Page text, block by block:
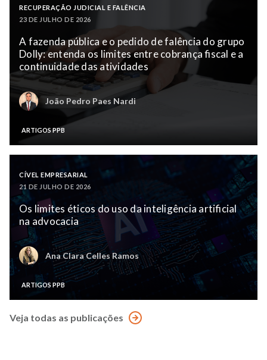
RECUPERAÇÃO JUDICIAL E FALÊNCIA
23 DE JULHO DE 2026
A fazenda pública e o pedido de falência do grupo
Dolly: entenda os limites entre cobrança fiscal e a
continuidade das atividades
João Pedro Paes Nardi
ARTIGOS PPB
CÍVEL EMPRESARIAL
21 DE JULHO DE 2026
Os limites éticos do uso da inteligência artificial
na advocacia
Ana Clara Celles Ramos
ARTIGOS PPB
Veja todas as publicações